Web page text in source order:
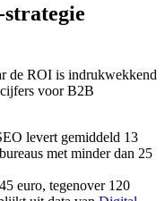
de ROI is indrukwekkend
voor B2B
levert gemiddeld 13
met minder dan 25
euro, tegenover 120